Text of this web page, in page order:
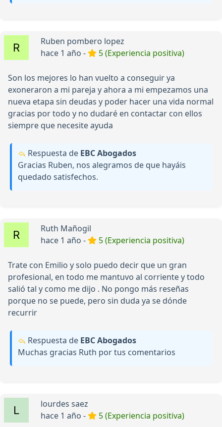
Ruben pombero lopez
hace 1 año -
5 (Experiencia positiva)
Son los mejores lo han vuelto a conseguir ya
exoneraron a mi pareja y ahora a mi empezamos una
nueva etapa sin deudas y poder hacer una vida normal
gracias por todo y no dudaré en contactar con ellos
siempre que necesite ayuda
Respuesta de EBC Abogados
Gracias Ruben, nos alegramos de que hayáis
quedado satisfechos.
Ruth Mañogil
hace 1 año -
5 (Experiencia positiva)
Trate con Emilio y solo puedo decir que un gran
profesional, en todo me mantuvo al corriente y todo
salió tal y como me dijo . No pongo más reseñas
porque no se puede, pero sin duda ya se dónde
recurrir
Respuesta de EBC Abogados
Muchas gracias Ruth por tus comentarios
lourdes saez
hace 1 año -
5 (Experiencia positiva)